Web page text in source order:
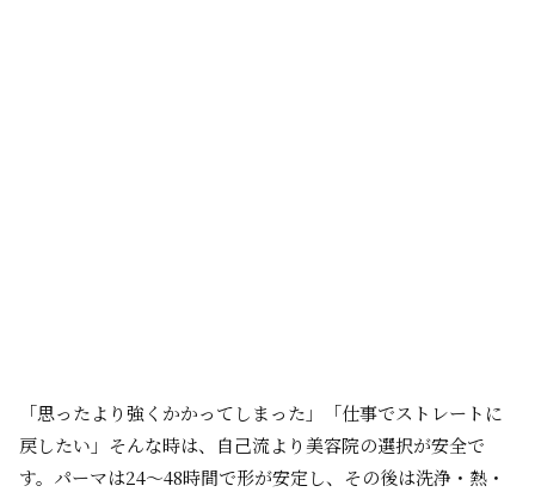
「思ったより強くかかってしまった」「仕事でストレートに
戻したい」――そんな時は、自己流より美容院の選択が安全で
す。パーマは24～48時間で形が安定し、その後は洗浄・熱・